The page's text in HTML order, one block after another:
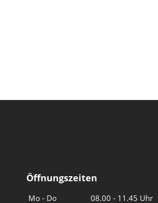
Öffnungszeiten
Mo - Do 08.00 - 11.45 Uhr